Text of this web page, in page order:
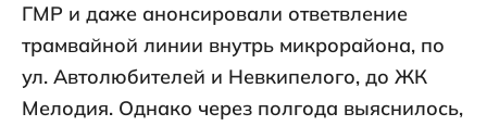
ГМР и даже анонсировали ответвление
трамвайной линии внутрь микрорайона, по
ул. Автолюбителей и Невкипелого, до ЖК
Мелодия. Однако через полгода выяснилось,